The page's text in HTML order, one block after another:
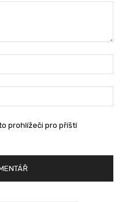
prohlížeči pro příští